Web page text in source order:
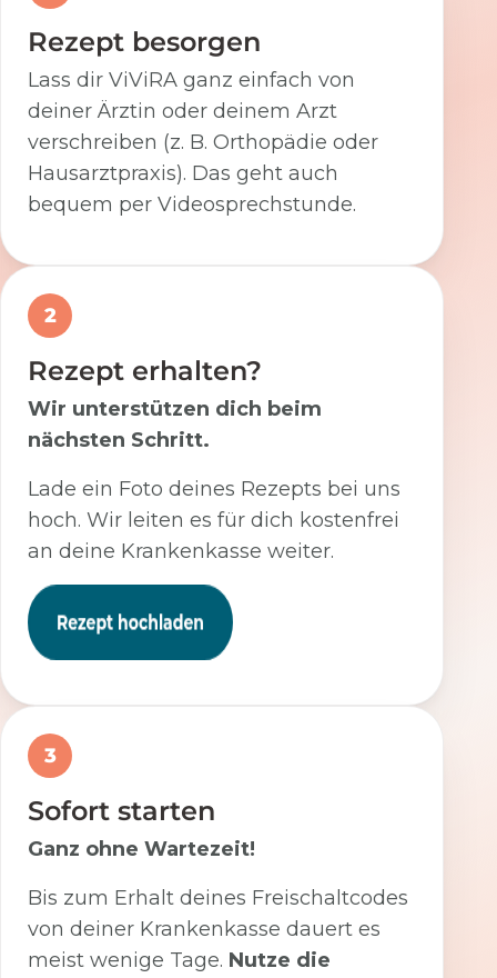
Rezept besorgen
Lass dir ViViRA ganz einfach von
deiner Ärztin oder deinem Arzt
verschreiben (z. B. Orthopädie oder
Hausarztpraxis). Das geht auch
bequem per Videosprechstunde.
2
Rezept erhalten?
Wir unterstützen dich beim
nächsten Schritt.
Lade ein Foto deines Rezepts bei uns
hoch. Wir leiten es für dich kostenfrei
an deine Krankenkasse weiter.
3
Sofort starten
Ganz ohne Wartezeit!
Bis zum Erhalt deines Freischaltcodes
von deiner Krankenkasse dauert es
meist wenige Tage. Nutze die